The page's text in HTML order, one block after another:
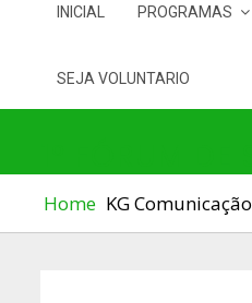
INICIAL PROGRAMAS
SEJA VOLUNTARIO
Home KG Comunicação